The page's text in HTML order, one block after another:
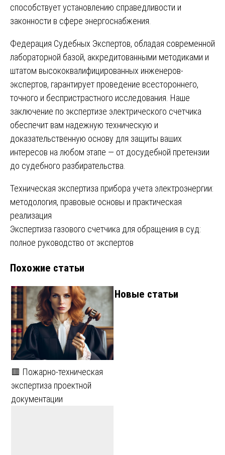
способствует установлению справедливости и
законности в сфере энергоснабжения.
Федерация Судебных Экспертов, обладая современной
лабораторной базой, аккредитованными методиками и
штатом высококвалифицированных инженеров-
экспертов, гарантирует проведение всестороннего,
точного и беспристрастного исследования. Наше
заключение по экспертизе электрического счетчика
обеспечит вам надежную техническую и
доказательственную основу для защиты ваших
интересов на любом этапе — от досудебной претензии
до судебного разбирательства.
Навигация
по
записям
Техническая экспертиза прибора учета электроэнергии:
методология, правовые основы и практическая
реализация
Экспертиза газового счетчика для обращения в суд:
полное руководство от экспертов
Похожие статьи
🟥 Пожарно-техническая
экспертиза проектной
документации
Новые статьи